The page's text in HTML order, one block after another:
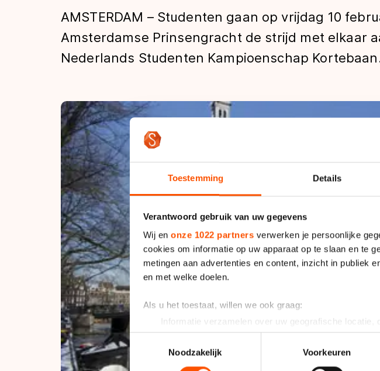
Toestemming Details
Verantwoord gebruik van uw gegevens
Wij en onze 1022 partners verwerken je persoonlijke
cookies om informatie op uw apparaat op te slaan en te
metingen aan advertenties en content, inzicht in publiek
en met welke doelen.
Als u het toestaat, willen we ook graag:
Informatie verzamelen over uw geografische
Uw apparaat identificeren door het actief te scannen
Lees meer over hoe uw persoonlijke gegevens worden
toestemming op elk moment wijzigen of intrekken in de
Toestemmingsselectie
Noodzakelijk
Voorkeuren
Tijden & historie
De weg op
Schaatsfans
Olympische Spelen
AMSTERDAM – Studenten gaan op vrijdag 10
Amsterdamse Prinsengracht de strijd met elkaar
Nederlands Studenten Kampioenschap